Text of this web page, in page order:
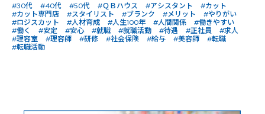
#30代 #40代 #50代 #ＱＢハウス #アシスタント
#カット
#カット専門店
#スタイリスト #ブランク #メリット
#やりがい
#ロジスカット
#人材育成 #人生100年 #人間関係
#働きやすい
#働く
#安定 #安心 #就職 #就職活動 #待遇 #正社員
#求人
#理容室
#理容師 #研修 #社会保険 #給与 #美容師
#転職
#転職活動